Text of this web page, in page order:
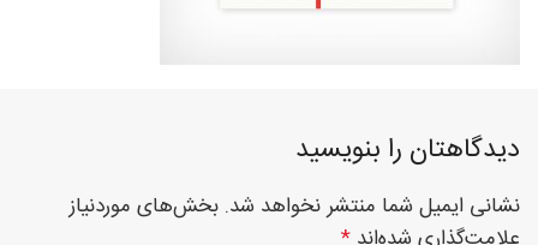
دیدگاهتان را بنویسید
نشانی ایمیل شما منتشر نخواهد شد. بخش‌های موردنیاز